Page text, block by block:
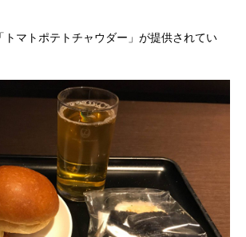
トマトポテトチャウダー」が提供されてい